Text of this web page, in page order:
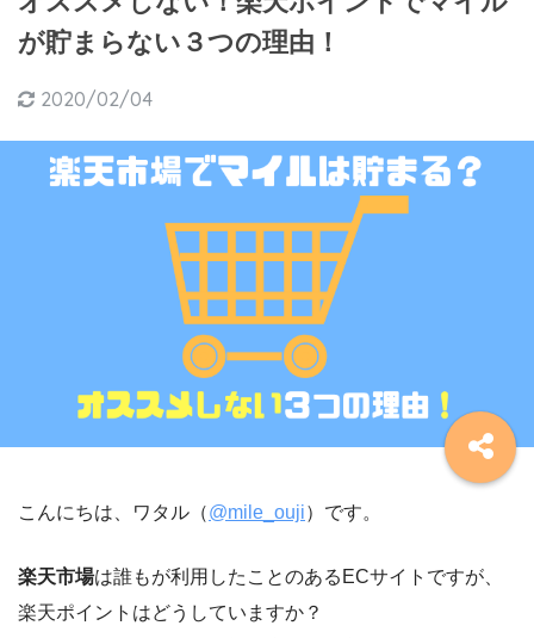
が貯まらない３つの理由！
2020/02/04
こんにちは、ワタル（@mile_ouji）です。
楽天市場は誰もが利用したことのあるECサイトですが、
楽天ポイントはどうしていますか？